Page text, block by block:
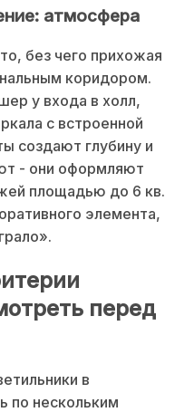
атмосфера
без чего прихожая
коридором.
у входа в холл,
с встроенной
создают глубину и
- они оформляют
площадью до 6 кв.
элемента,
перед
в
по нескольким